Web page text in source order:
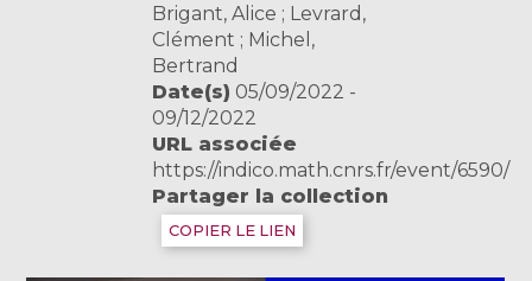
Brigant, Alice ; Levrard,
Clément ; Michel,
Bertrand
Date(s) 05/09/2022 -
09/12/2022
URL associée
https://indico.math.cnrs.fr/event/6590/
Partager la collection
COPIER LE LIEN